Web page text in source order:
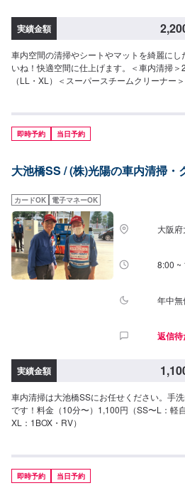
実績金額
車内空間の清掃やシートやマットを綺麗に
いね！快適空間に仕上げます。＜車内清掃
（LL・XL）＜スーパースチームクリーナー
即時予約 当日予約
大池橋SS / (株)光陽の車内清掃・
カードOK 電子マネーOK
大阪
8:00 ~
年中無
返信待
実績金額
車内清掃は大池橋SSにお任せください。手
です！料金（10分〜）1,100円（SS〜L：軽
XL：1BOX・RV）
即時予約 当日予約